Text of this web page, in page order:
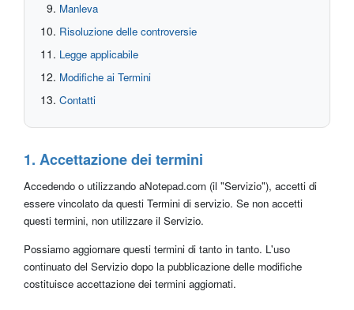
Manleva
Risoluzione delle controversie
Legge applicabile
Modifiche ai Termini
Contatti
1. Accettazione dei termini
Accedendo o utilizzando aNotepad.com (il "Servizio"), accetti di
essere vincolato da questi Termini di servizio. Se non accetti
questi termini, non utilizzare il Servizio.
Possiamo aggiornare questi termini di tanto in tanto. L'uso
continuato del Servizio dopo la pubblicazione delle modifiche
costituisce accettazione dei termini aggiornati.